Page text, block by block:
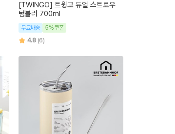
[TWINGO] 트윙고 듀얼 스트로우
텀블러 700ml
무료배송 5%쿠폰
4.8 (6)